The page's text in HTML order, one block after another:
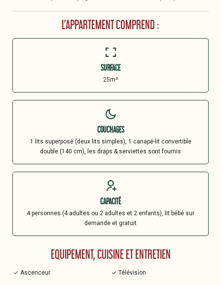
L’APPARTEMENT COMPREND :
SURFACE
25m²
COUCHAGES
1 lits superposé (deux lits simples), 1 canapé-lit convertible
double (140 cm), les draps & serviettes sont fournis
CAPACITÉ
4 personnes (4 adultes ou 2 adultes et 2 enfants), lit bébé sur
demande et gratuit
EQUIPEMENT, CUISINE ET ENTRETIEN
✓ Ascenceur ✓ Télévision